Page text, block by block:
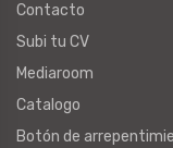
Contacto
Subi tu CV
Mediaroom
Catalogo
Botón de